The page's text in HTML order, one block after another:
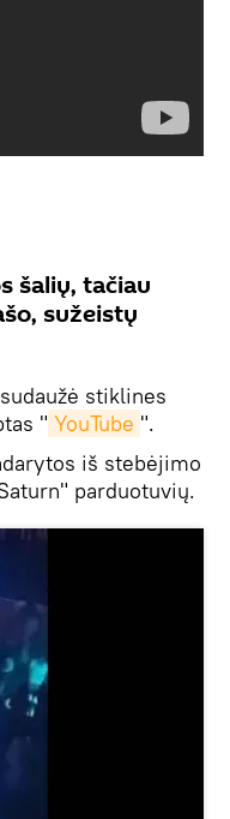
šalių, tačiau
sužeistų
stiklines
" YouTube ".
iš stebėjimo
parduotuvių.